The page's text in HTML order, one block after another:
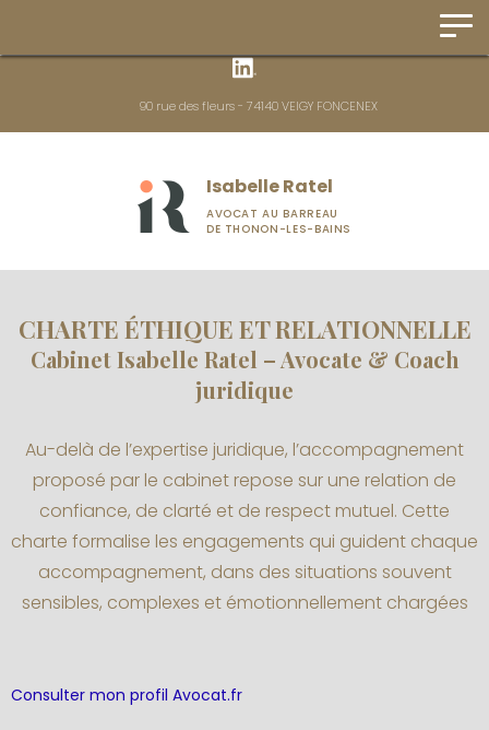
90 rue des fleurs - 74140 VEIGY FONCENEX
Isabelle Ratel
AVOCAT AU BARREAU
DE THONON-LES-BAINS
CHARTE ÉTHIQUE ET RELATIONNELLE
Cabinet Isabelle Ratel – Avocate & Coach
juridique
Au-delà de l’expertise juridique, l’accompagnement
proposé par le cabinet repose sur une relation de
confiance, de clarté et de respect mutuel. Cette
charte formalise les engagements qui guident chaque
accompagnement, dans des situations souvent
sensibles, complexes et émotionnellement chargées
Consulter mon profil Avocat.fr